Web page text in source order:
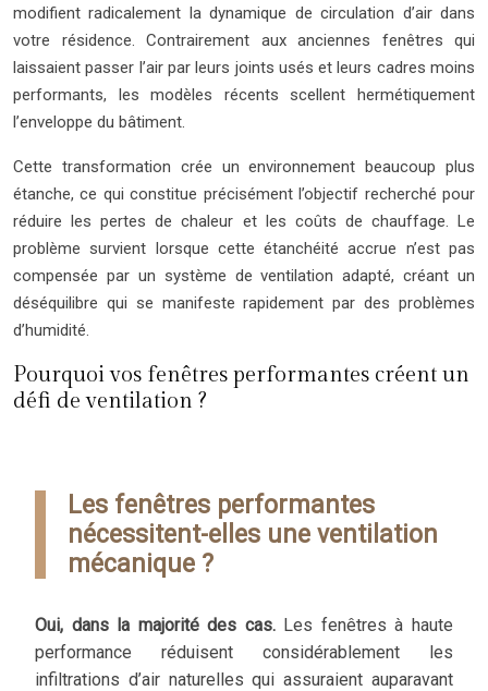
modifient radicalement la dynamique de circulation d’air dans
votre résidence. Contrairement aux anciennes fenêtres qui
laissaient passer l’air par leurs joints usés et leurs cadres moins
performants, les modèles récents scellent hermétiquement
l’enveloppe du bâtiment.
Cette transformation crée un environnement beaucoup plus
étanche, ce qui constitue précisément l’objectif recherché pour
réduire les pertes de chaleur et les coûts de chauffage. Le
problème survient lorsque cette étanchéité accrue n’est pas
compensée par un système de ventilation adapté, créant un
déséquilibre qui se manifeste rapidement par des problèmes
d’humidité.
Pourquoi vos fenêtres performantes créent un
défi de ventilation ?
Les fenêtres performantes
nécessitent-elles une ventilation
mécanique ?
Oui, dans la majorité des cas.Les fenêtres à haute
performance réduisent considérablement les
infiltrations d’air naturelles qui assuraient auparavant